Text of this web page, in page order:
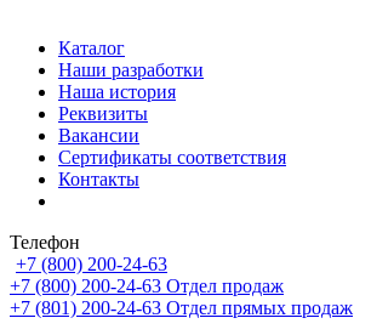
Каталог
Наши разработки
Наша история
Реквизиты
Вакансии
Сертификаты соответствия
Контакты
Телефон
+7 (800) 200-24-63
+7 (800) 200-24-63 Отдел продаж
+7 (801) 200-24-63 Отдел прямых продаж